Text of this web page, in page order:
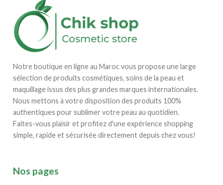
être
choisies
sur
la
page
produit
Notre boutique en ligne au Maroc vous propose une large
sélection de produits cosmétiques, soins de la peau et
maquillage issus des plus grandes marques internationales.
Nous mettons à votre disposition des produits 100%
authentiques pour sublimer votre peau au quotidien.
Faites-vous plaisir et profitez d'une expérience shopping
simple, rapide et sécurisée directement depuis chez vous!
Nos pages